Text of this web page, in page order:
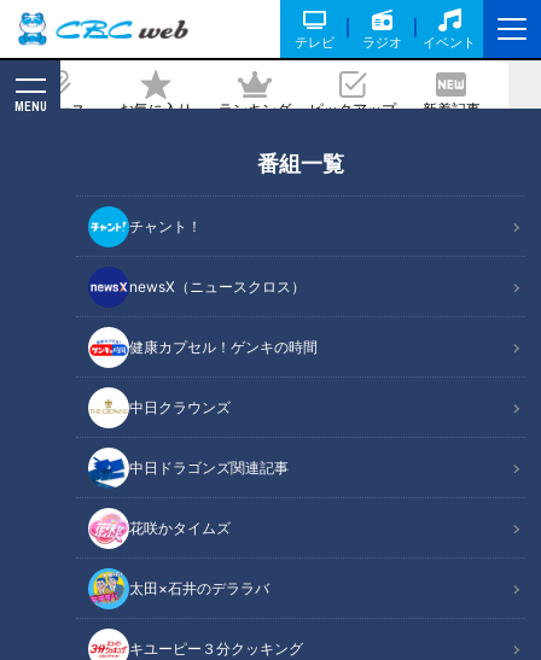
テレビ ラジオ イベント
ニュース お気に入り ランキング ピックアップ 新着記事
MENU
番組一覧
チャント！
newsX（ニュースクロス）
健康カプセル！ゲンキの時間
中日クラウンズ
中日ドラゴンズ関連記事
花咲かタイムズ
太田×石井のデララバ
キユーピー３分クッキング
200種類のメニューを親子で楽しめ
る“食のテーマパーク”とは
2023/06/22 16:30
チャント！
くらしニュース